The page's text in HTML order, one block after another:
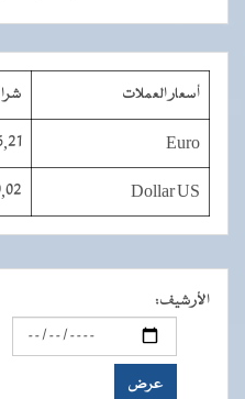
أسعار العملات
Euro
Dollar US
الأرشيف: